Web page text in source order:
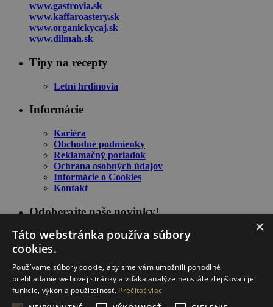
www.gastrovia.sk
www.kaffaroastery.sk
www.organickycaj.sk
www.dilmah.sk
Tipy na recepty
Letní hrdinovia
Informácie
Kariéra
Obchodné podmienky
Reklamačný poriadok
Ochrana osobných údajov
Informácie o Cookies
Kontakt
Odoberajte naše novinky!
×
Táto webstránka používa súbory
cookies.
Používame súbory cookie, aby sme vám umožnili pohodlné
prehliadanie webovej stránky a vďaka analýze neustále zlepšovali jej
funkcie, výkon a použiteľnosť. Prečítať viac